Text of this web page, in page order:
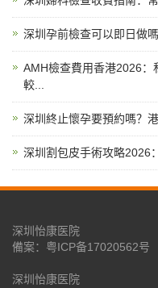
深圳孕前檢查可以即日做
AMH檢查費用香港2026：
較...
深圳終止懷孕要預約嗎？
深圳割包皮手術攻略2026
深圳怡康医院
備案： 粤ICP备17020562号
深圳怡康医院